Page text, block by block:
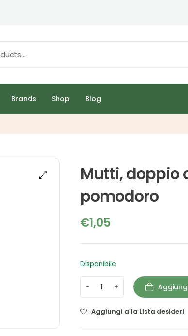
Brands Shop Blog
Mutti, doppio
pomodoro
€1,05
Disponibile
- +
Aggiungi alla Lista desideri